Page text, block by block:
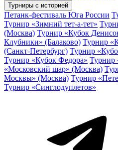
Турниры с историей
Петанк-фестиваль Юга России
Турнир «Зимний тет-а-тет»
(Москва) Турнир «Кубок
Клубники» (Балаково) Турнир
(Санкт-Петербург) Турнир
Турнир «Кубок Федора» Турнир
«Московский шар» (Москва)
Москвы» (Москва) Турнир
Турнир «Синглодуплетов»